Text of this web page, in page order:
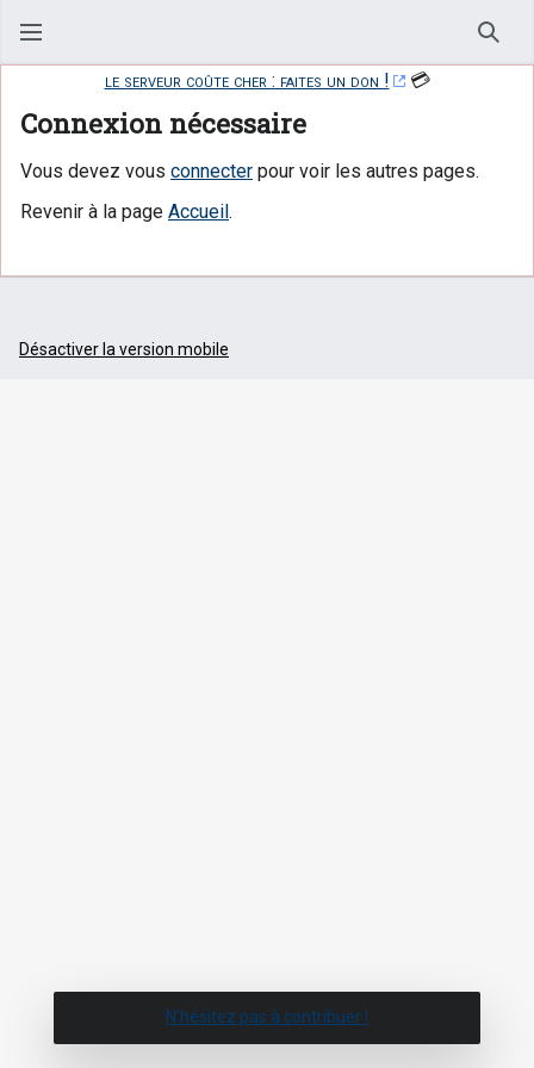
le serveur coûte cher : faites un don !
💳
Connexion nécessaire
Vous devez vous connecter pour voir les autres pages.
Revenir à la page Accueil.
Désactiver la version mobile
N'hésitez pas à contribuer !